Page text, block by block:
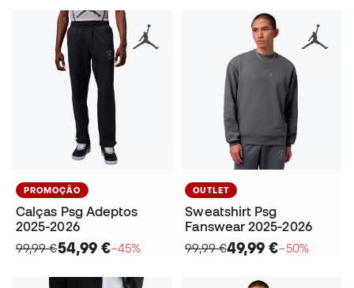
PROMOÇÃO
Calças Psg Adeptos
2025-2026
99,99 €54,99 €−45%
OUTLET
Sweatshirt Psg
Fanswear 2025-2026
99,99 €49,99 €−50%